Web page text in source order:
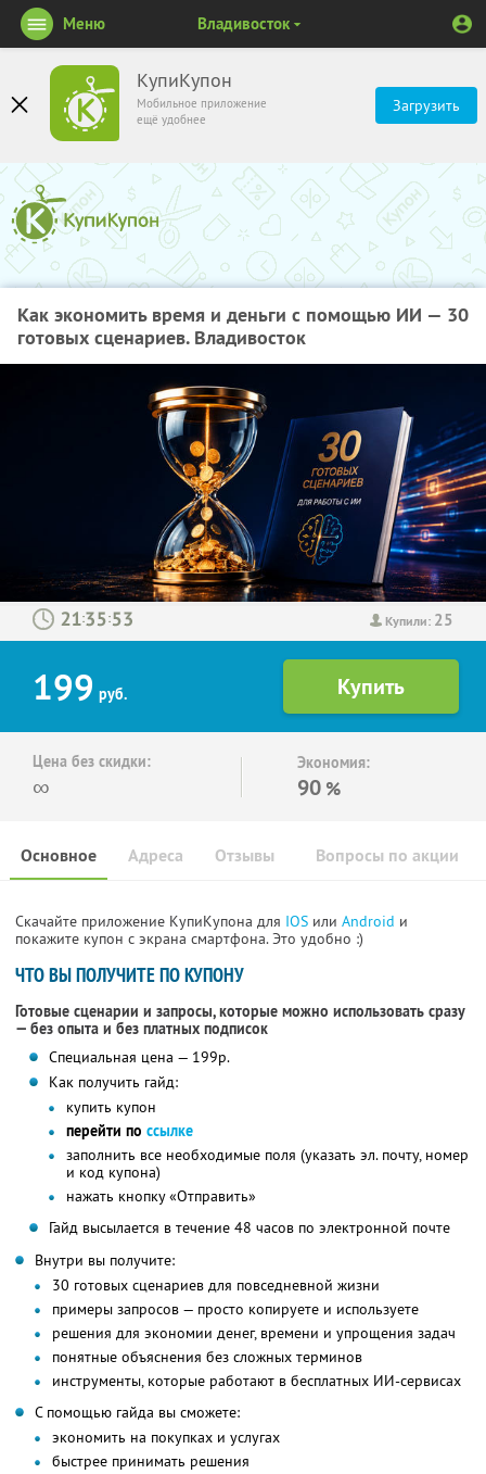
КупиКупон
Мобильное приложение
ещё удобнее
Загрузить
Меню Владивосток
Как экономить время и деньги с помощью ИИ — 30
готовых сценариев. Владивосток
Купили: 25
: :
199 руб.
Цена без скидки:
∞
Экономия:
90 %
Основное Отзывы Вопросы по акции
Адреса
Скачайте приложение КупиКупона для IOS или Android и
покажите купон с экрана смартфона. Это удобно :)
ЧТО ВЫ ПОЛУЧИТЕ ПО КУПОНУ
Готовые сценарии и запросы, которые можно использовать сразу
— без опыта и без платных подписок
Специальная цена — 199р.
Как получить гайд:
купить купон
перейти по ссылке
заполнить все необходимые поля (указать эл. почту, номер
и код купона)
нажать кнопку «Отправить»
Гайд высылается в течение 48 часов по электронной почте
Внутри вы получите:
30 готовых сценариев для повседневной жизни
примеры запросов — просто копируете и используете
решения для экономии денег, времени и упрощения задач
понятные объяснения без сложных терминов
инструменты, которые работают в бесплатных ИИ-сервисах
С помощью гайда вы сможете:
экономить на покупках и услугах
быстрее принимать решения